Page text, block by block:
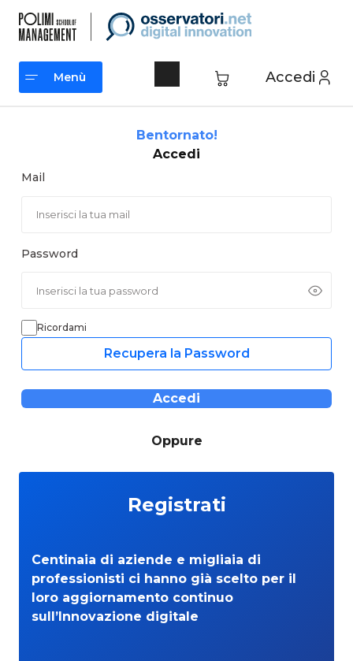
contenuto
Accedi
Menù
Bentornato!
Accedi
Mail
Password
Ricordami
Recupera la Password
Accedi
Oppure
Registrati
Centinaia di aziende e migliaia di
professionisti ci hanno già scelto per il
loro aggiornamento continuo
sull’Innovazione digitale